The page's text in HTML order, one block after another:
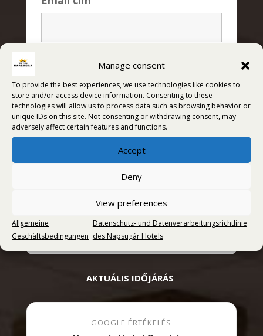
Manage consent
To provide the best experiences, we use technologies like cookies to
store and/or access device information. Consenting to these
technologies will allow us to process data such as browsing behavior or
unique IDs on this site. Not consenting or withdrawing consent, may
adversely affect certain features and functions.
Accept
Deny
View preferences
Allgemeine
Geschäftsbedingungen
Datenschutz- und Datenverarbeitungsrichtlinie
des Napsugár Hotels
Az űrlap elküldésével elfogadom az
Recaptcha v2
AKTUÁLIS IDŐJÁRÁS
GOOGLE ÉRTÉKELÉS